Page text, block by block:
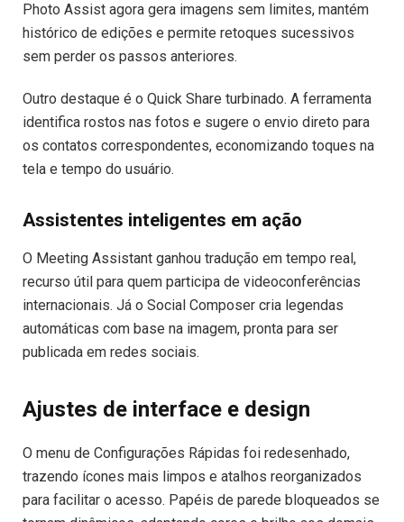
Photo Assist agora gera imagens sem limites, mantém
histórico de edições e permite retoques sucessivos
sem perder os passos anteriores.
Outro destaque é o Quick Share turbinado. A ferramenta
identifica rostos nas fotos e sugere o envio direto para
os contatos correspondentes, economizando toques na
tela e tempo do usuário.
Assistentes inteligentes em ação
O Meeting Assistant ganhou tradução em tempo real,
recurso útil para quem participa de videoconferências
internacionais. Já o Social Composer cria legendas
automáticas com base na imagem, pronta para ser
publicada em redes sociais.
Ajustes de interface e design
O menu de Configurações Rápidas foi redesenhado,
trazendo ícones mais limpos e atalhos reorganizados
para facilitar o acesso. Papéis de parede bloqueados se